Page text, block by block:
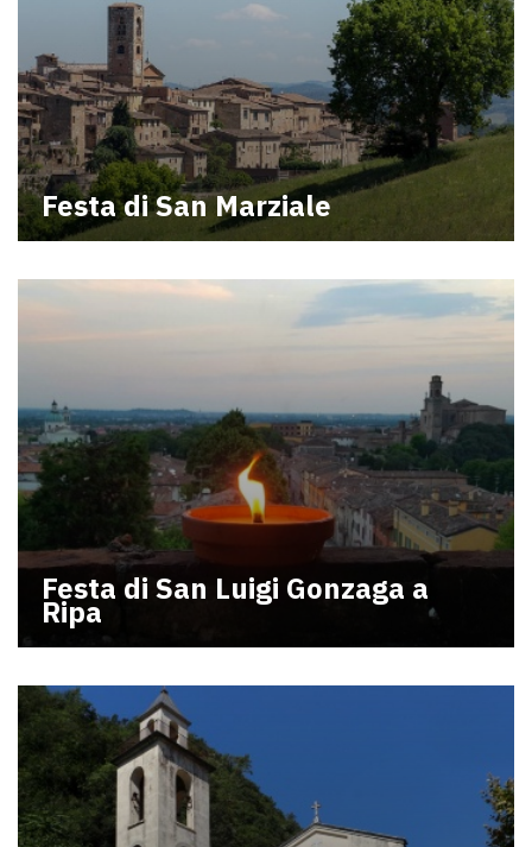
Festa di San Marziale
Festa di San Luigi Gonzaga a
Ripa